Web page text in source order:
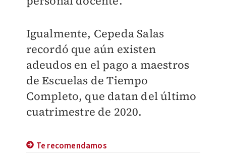
Igualmente, Cepeda Salas
recordó que aún existen
adeudos en el pago a maestros
de Escuelas de Tiempo
Completo, que datan del último
cuatrimestre de 2020.
Te recomendamos